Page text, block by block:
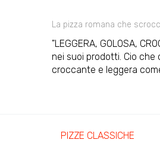
La pizza romana che
"LEGGERA, GOLOSA,
nei suoi prodotti. Cio che
croccante e leggera
PIZZE CLASSICHE